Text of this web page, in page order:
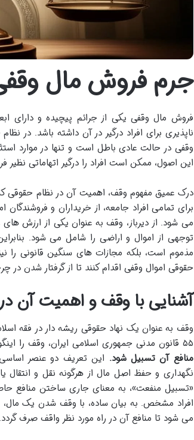
جرم فروش مال
فروش مال وقفی یکی از جرائم پیچیده و دارای
وقفی در حالت عادی باطل است و تنها در موارد
این اصول، ممکن است افراد را درگیر اتهاماتی نظیر
درک عمیق مفهوم وقف، اهمیت آن در نظام حقوقی
برای تمامی افراد جامعه، از خریداران و
می شود. از دیرباز، وقف به عنوان یکی از ارزش
توجهی از اموال و اراضی را شامل می شود.
مذموم است، بلکه مجازات های سنگین قانونی را
حقوقی اموال وقفی اقدام کنند تا از گرفتار شدن
آشنایی با وقف و اهمیت آن
وقف به عنوان یک نهاد حقوقی ریشه دار در فقه
۵۵ قانون مدنی جمهوری اسلامی ایران، وقف را اینگونه تعریف می کند:
منافع آن تسبیل شود. این تعریف دو عنصر
نگهداری و حفظ اصل مال از هرگونه نقل و
«تسبیل منفعت»، به معنای جاری ساختن منافع
افراد مشخص. به بیان ساده، با وقف شدن یک
می شود تا منافع آن در راه مورد نظر واقف صرف گردد.